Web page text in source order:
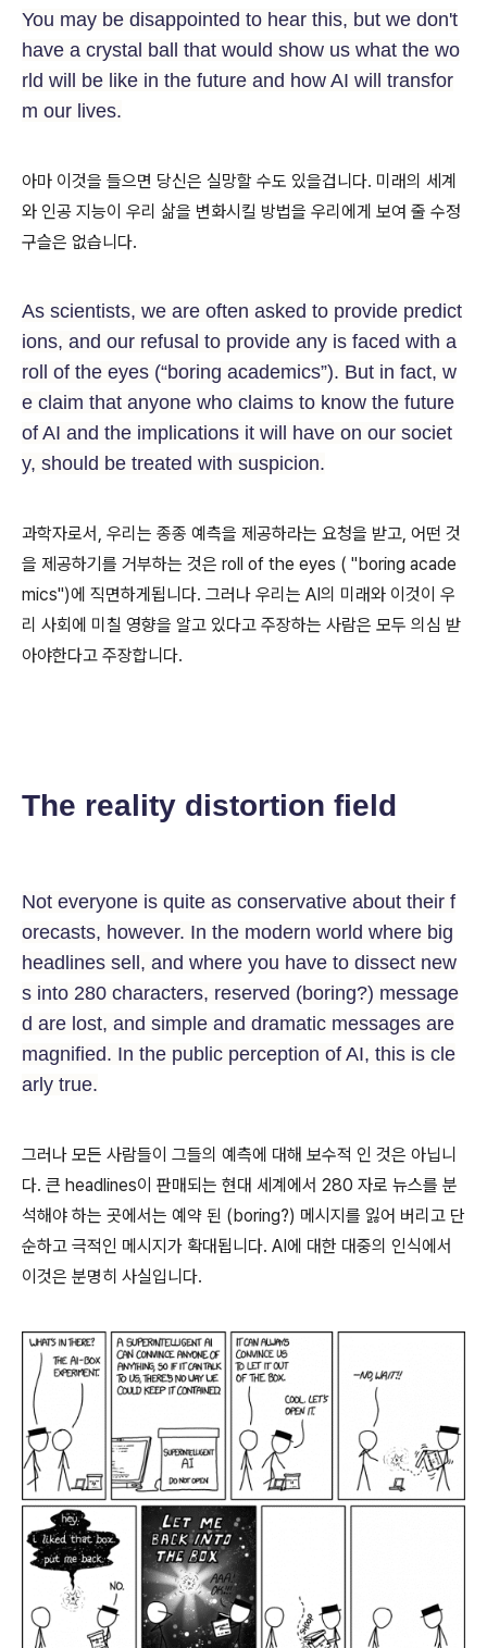
You may be disappointed to hear this, but we don't
have a crystal ball that would show us what the wo
rld will be like in the future and how AI will transfor
m our lives.
아마 이것을 들으면 당신은 실망할 수도 있을겁니다. 미래의 세계
와 인공 지능이 우리 삶을 변화시킬 방법을 우리에게 보여 줄 수정
구슬은 없습니다.
As scientists, we are often asked to provide predict
ions, and our refusal to provide any is faced with a
roll of the eyes (“boring academics”). But in fact, w
e claim that anyone who claims to know the future
of AI and the implications it will have on our societ
y, should be treated with suspicion.
과학자로서, 우리는 종종 예측을 제공하라는 요청을 받고, 어떤 것
을 제공하기를 거부하는 것은 roll of the eyes ( "boring acade
mics")에 직면하게됩니다. 그러나 우리는 AI의 미래와 이것이 우
리 사회에 미칠 영향을 알고 있다고 주장하는 사람은 모두 의심 받
아야한다고 주장합니다.
The reality distortion field
Not everyone is quite as conservative about their f
orecasts, however. In the modern world where big
headlines sell, and where you have to dissect new
s into 280 characters, reserved (boring?) message
d are lost, and simple and dramatic messages are
magnified. In the public perception of AI, this is cle
arly true.
그러나 모든 사람들이 그들의 예측에 대해 보수적 인 것은 아닙니
다. 큰 headlines이 판매되는 현대 세계에서 280 자로 뉴스를 분
석해야 하는 곳에서는 예약 된 (boring?) 메시지를 잃어 버리고 단
순하고 극적인 메시지가 확대됩니다. AI에 대한 대중의 인식에서
이것은 분명히 사실입니다.